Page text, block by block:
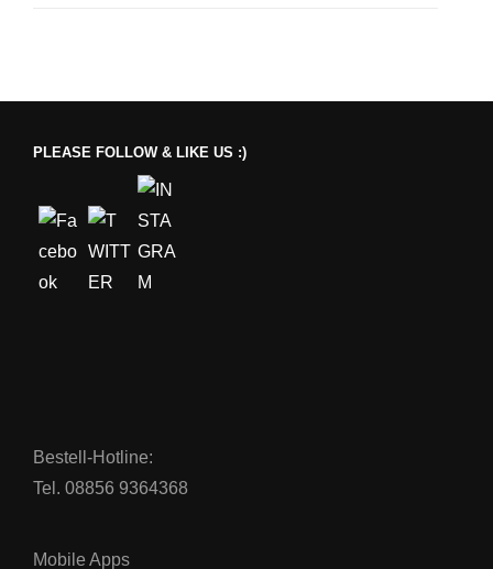
PLEASE FOLLOW & LIKE US :)
Bestell-Hotline:
Tel. 08856 9364368
Mobile Apps